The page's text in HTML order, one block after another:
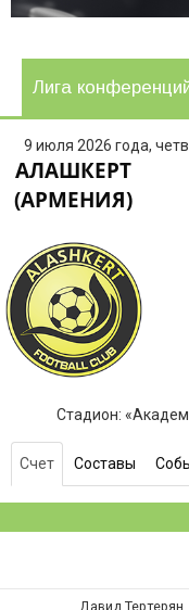
Лига
9 июля 2026 года,
АЛАШКЕРТ
(АРМЕНИЯ)
Стадион:
Счет Составы
Давид Тертерян